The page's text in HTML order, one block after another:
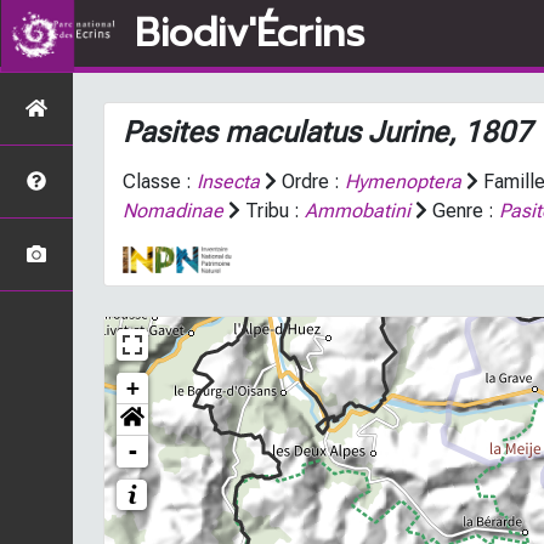
Biodiv'Écrins
Pasites maculatusJurine, 1807
Classe : Insecta Ordre : Hymenoptera
Nomadinae
Tribu : Ammobatini Genre :
+
-